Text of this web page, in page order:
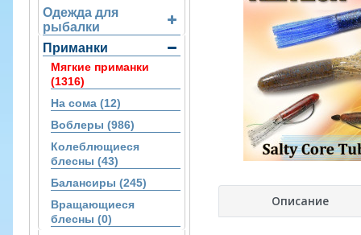
Одежда для
рыбалки
Приманки
Мягкие приманки
(1316)
На сома (12)
Воблеры (986)
Колеблющиеся
блесны (43)
Балансиры (245)
Вращающиеся
блесны (0)
Описание